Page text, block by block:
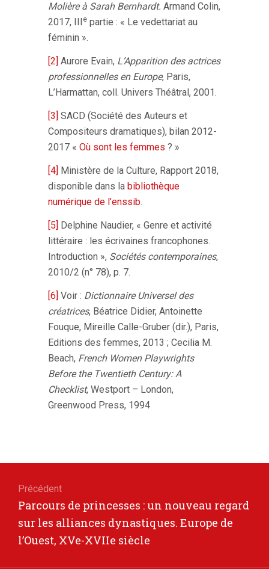
Molière à Sarah Bernhardt. Armand Colin,
2017, IIIe partie : « Le vedettariat au
féminin ».
[2] Aurore Evain, L’Apparition des actrices
professionnelles en Europe, Paris,
L’Harmattan, coll. Univers Théâtral, 2001.
[3] SACD (Société des Auteurs et
Compositeurs dramatiques), bilan 2012-
2017 « Où sont les femmes ? »
[4] Ministère de la Culture, Rapport 2018,
disponible dans la bibliothèque
numérique de l’enssib.
[5] Delphine Naudier, « Genre et activité
littéraire : les écrivaines francophones.
Introduction », Sociétés contemporaines,
2010/2 (n° 78), p. 7.
[6] Voir : Dictionnaire Universel des
créatrices, Béatrice Didier, Antoinette
Fouque, Mireille Calle-Gruber (dir.), Paris,
Editions des femmes, 2013 ; Cecilia M.
Beach, French Women Playwrights
Before the Twentieth Century: A
Checklist, Westport – London,
Greenwood Press, 1994
de
l’article
Précédent
Article
précédent
Parcours de princesses : un nouveau regard
sur les alliances dynastiques. Europe de
l’Ouest, XVe-XVIIe siècle